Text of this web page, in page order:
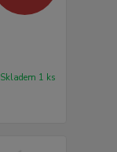
Skladem 1 ks